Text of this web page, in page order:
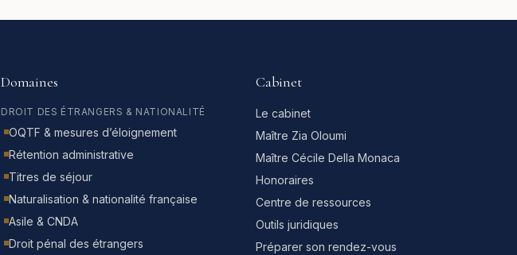
Domaines
DROIT DES ÉTRANGERS & NATIONALITÉ
OQTF & mesures d’éloignement
Rétention administrative
Titres de séjour
Naturalisation & nationalité française
Asile & CNDA
Droit pénal des étrangers
Cabinet
Le cabinet
Maître Zia Oloumi
Maître Cécile Della Monaca
Honoraires
Centre de ressources
Outils juridiques
Préparer son rendez-vous